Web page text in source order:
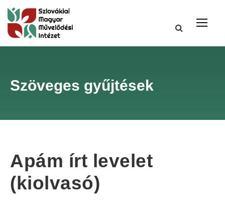
Szöveges gyűjtések
Apám írt levelet
(kiolvasó)